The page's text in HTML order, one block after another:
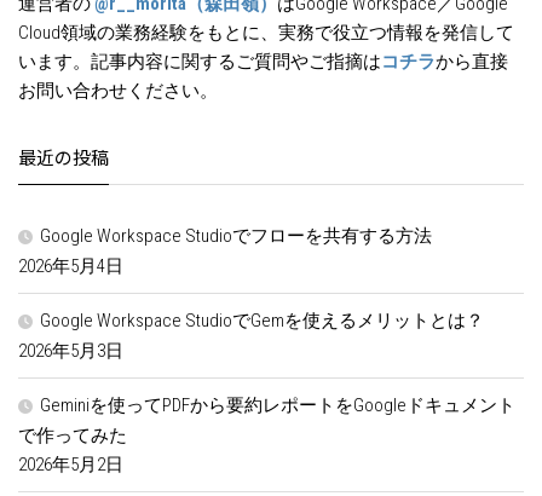
Cloud領域の業務経験をもとに、実務で役立つ情報を発信して
います。記事内容に関するご質問やご指摘はコチラから直接
お問い合わせください。
最近の投稿
Google Workspace Studioでフローを共有する方法
2026年5月4日
Google Workspace StudioでGemを使えるメリットとは？
2026年5月3日
Geminiを使ってPDFから要約レポートをGoogleドキュメント
で作ってみた
2026年5月2日